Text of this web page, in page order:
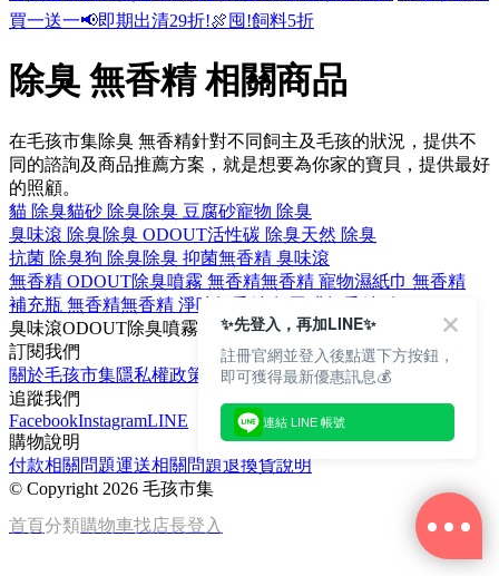
買一送一📢即期出清29折!🍖囤!飼料5折
除臭 無香精 相關商品
在毛孩市集除臭 無香精針對不同飼主及毛孩的狀況，提供不
同的諮詢及商品推薦方案，就是想要為你家的寶貝，提供最好
的照顧。
貓 除臭貓砂 除臭除臭 豆腐砂寵物 除臭
臭味滾 除臭除臭 ODOUT活性碳 除臭天然 除臭
抗菌 除臭狗 除臭除臭 抑菌無香精 臭味滾
無香精 ODOUT除臭噴霧 無香精無香精 寵物濕紙巾 無香精
補充瓶 無香精無香精 淨味
臭味滾ODOUT除臭噴霧 寵物濕紙巾
訂閱我們
關於毛孩市集隱私權政策
文章
追蹤我們
FacebookInstagramLINE
購物說明
付款相關問題運送相關問題退換貨說明
© Copyright 2026 毛孩市集
首頁分類購物車找店長登入
✨先登入，再加LINE✨
註冊官網並登入後點選下方按鈕，
即可獲得最新優惠訊息💰
連結 LINE 帳號